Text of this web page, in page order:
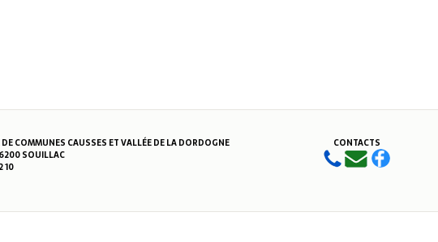
COMMUNES CAUSSES ET VALLÉE DE LA DORDOGNE
SOUILLAC
10
CONTACTS